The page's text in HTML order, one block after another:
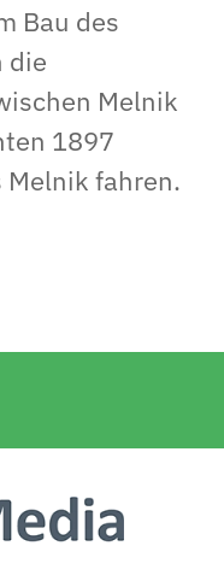
Bau des
die
Melnik
1897
fahren.